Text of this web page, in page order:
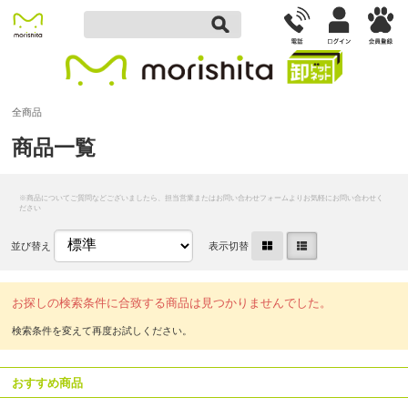
全商品
商品一覧
並び替え 表示切替
お探しの検索条件に合致する商品は見つかりませんでした。
おすすめ商品